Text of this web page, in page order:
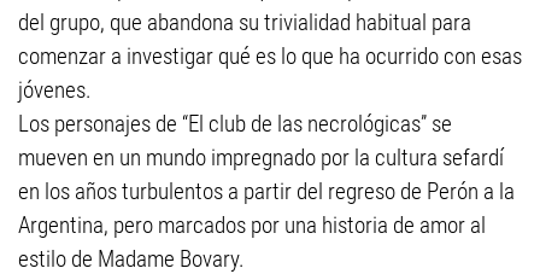
del grupo, que abandona su trivialidad habitual para
comenzar a investigar qué es lo que ha ocurrido con esas
jóvenes.
Los personajes de “El club de las necrológicas” se
mueven en un mundo impregnado por la cultura sefardí
en los años turbulentos a partir del regreso de Perón a la
Argentina, pero marcados por una historia de amor al
estilo de Madame Bovary.